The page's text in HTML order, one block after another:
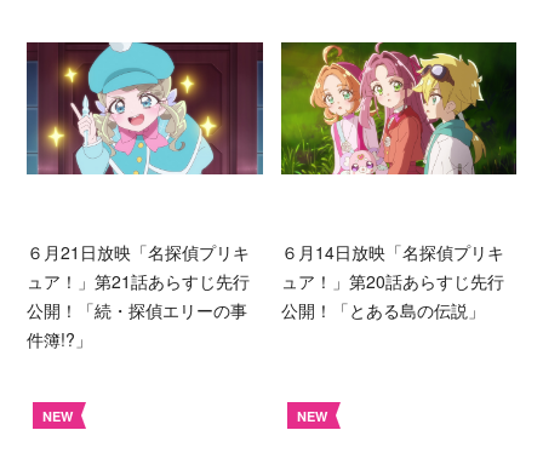
６月21日放映「名探偵プリキ
ュア！」第21話あらすじ先行
公開！「続・探偵エリーの事
件簿!?」
６月14日放映「名探偵プリキ
ュア！」第20話あらすじ先行
公開！「とある島の伝説」
NEW NEW